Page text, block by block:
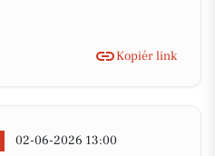
Kopiér link
02-06-2026 13:00